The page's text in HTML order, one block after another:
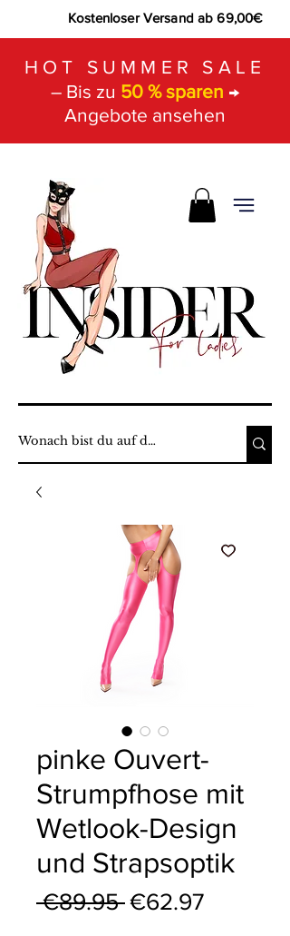
Kostenloser Versand ab 69,00€
HOT SUMMER SALE
– Bis zu 50 % sparen →
Angebote ansehen
pinke Ouvert-
Strumpfhose mit
Wetlook-Design
und Strapsoptik
€89.95 Regular Price
€62.97Sale